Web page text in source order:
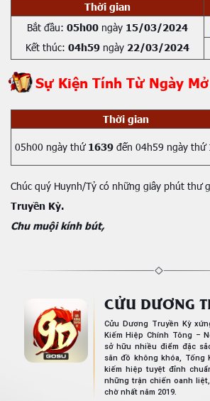
Thời gian
Bắt đầu: 05h00 ngày 15/03/2024
Kết thúc: 04h59 ngày 22/03/2024
Sự Kiện Tính Từ Ngày
Thời gian
05h00 ngày thứ 1639 đến 04h59 ngày thứ
Chúc quý Huynh/Tỷ có những giây phút thư
Truyền Kỳ.
Chu muội kính bút,
CỬU DƯƠNG
Cửu Dương Truyền Kỳ
Kiếm Hiệp Chính Tông –
sở hữu nhiều điểm đặc
săn đồ không khóa, Tống
kiếm hiệp tuyệt đỉnh
những trận chiến oanh
chờ nhất năm 2019.